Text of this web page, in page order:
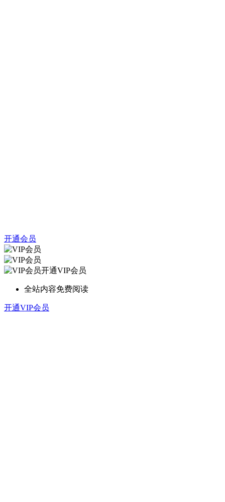
开通会员
开通VIP会员
全站内容免费阅读
开通VIP会员